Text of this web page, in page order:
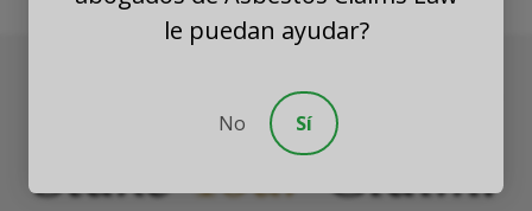
StakeYourClaim.
le puedan ayudar?
No Sí